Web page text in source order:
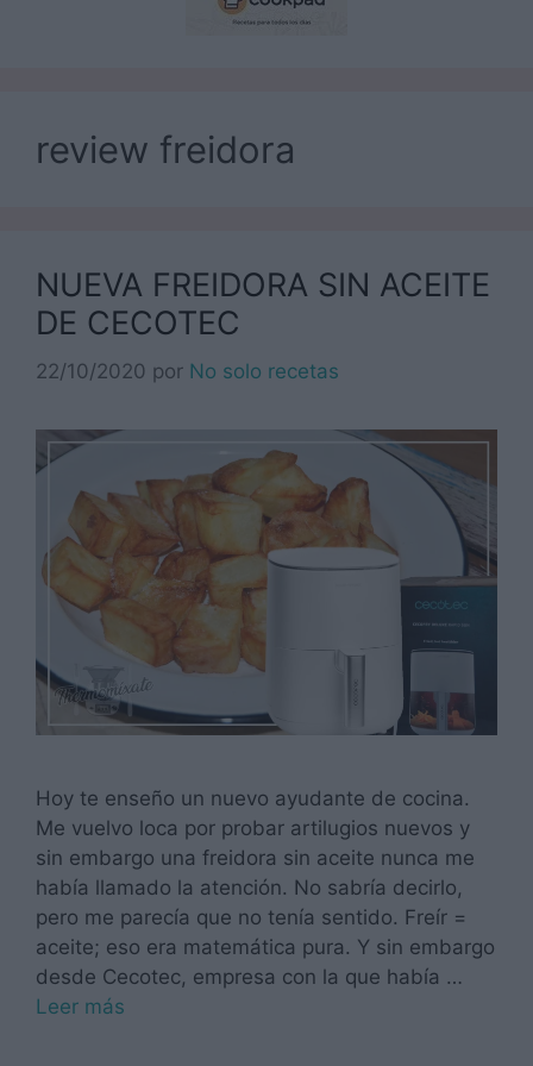
review freidora
NUEVA FREIDORA SIN ACEITE
DE CECOTEC
22/10/2020 por No solo recetas
Hoy te enseño un nuevo ayudante de cocina.
Me vuelvo loca por probar artilugios nuevos y
sin embargo una freidora sin aceite nunca me
había llamado la atención. No sabría decirlo,
pero me parecía que no tenía sentido. Freír =
aceite; eso era matemática pura. Y sin embargo
desde Cecotec, empresa con la que había …
Leer más